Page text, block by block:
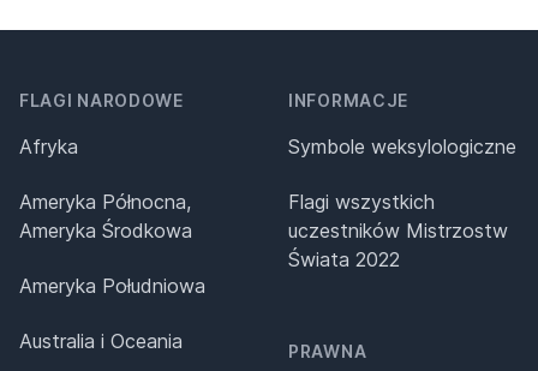
FLAGI NARODOWE
Afryka
Ameryka Północna,
Ameryka Środkowa
Ameryka Południowa
Australia i Oceania
INFORMACJE
Symbole weksylologiczne
Flagi wszystkich
uczestników Mistrzostw
Świata 2022
PRAWNA